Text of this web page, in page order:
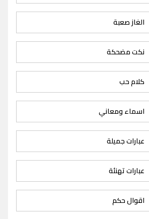
الغاز صعبة
نكت مضحكة
كلام حب
اسماء ومعاني
عبارات جميلة
عبارات تهنئة
اقوال حكم